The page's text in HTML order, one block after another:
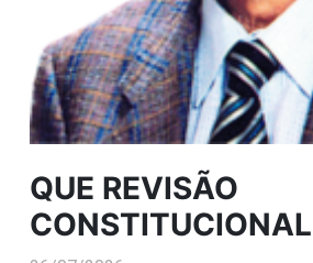
QUE REVISÃO